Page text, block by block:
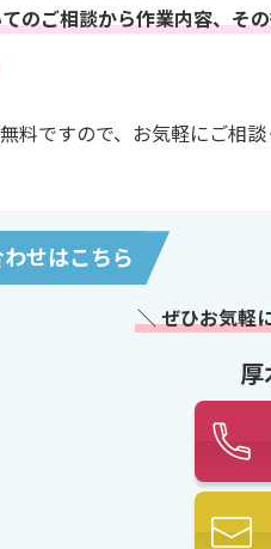
のご相談から作業内容、そ
料ですので、お気軽にご相談
せはこちら
＼ ぜひお気軽
厚